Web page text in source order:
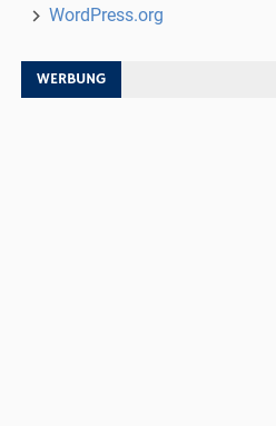
WordPress.org
WERBUNG